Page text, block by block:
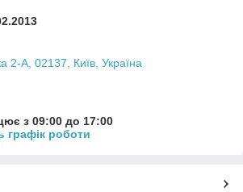
2-А, 02137, Київ, Україна
з 09:00 до 17:00
графік роботи